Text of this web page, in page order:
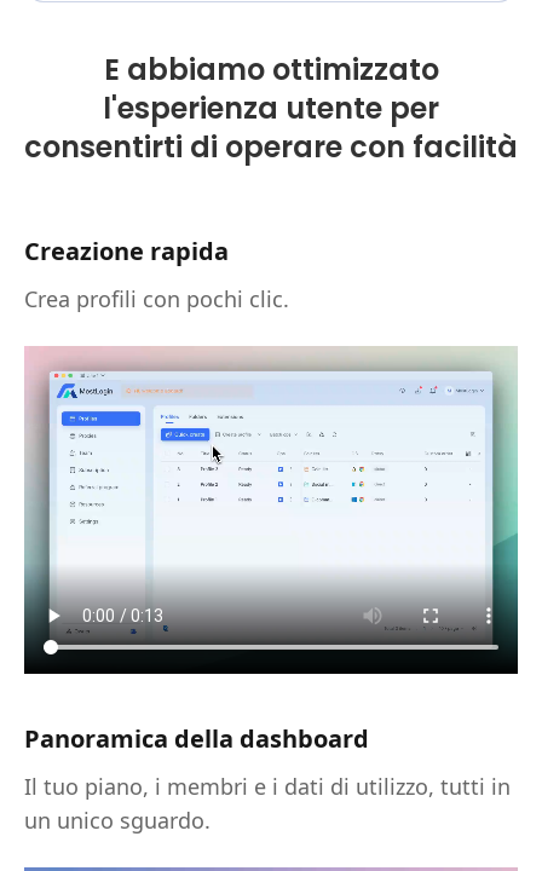
E abbiamo ottimizzato
l'esperienza utente per
consentirti di operare con facilità
Creazione rapida
Crea profili con pochi clic.
Panoramica della dashboard
Il tuo piano, i membri e i dati di utilizzo, tutti in
un unico sguardo.